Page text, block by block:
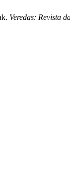
Veredas: Revista